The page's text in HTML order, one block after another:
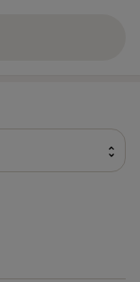
jest przyjęcie
bowiem możemy